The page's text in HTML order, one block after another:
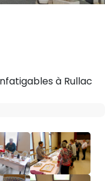
à Rullac